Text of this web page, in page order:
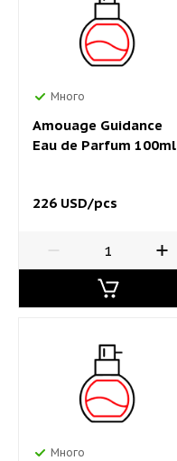
Много
Amouage Guidance
Eau de Parfum 100ml
226 USD/pcs
Много